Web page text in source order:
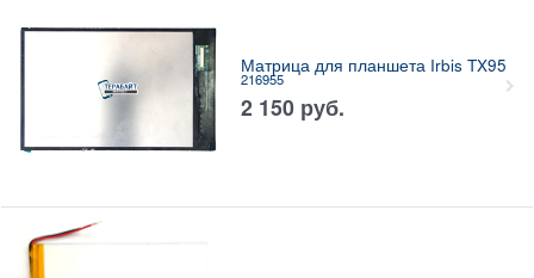
Матрица для планшета Irbis TX95
216955
2 150 руб.